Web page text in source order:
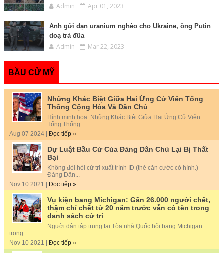
Admin Apr 01, 2023
Anh gửi đạn uranium nghèo cho Ukraine, ông Putin
doạ trả đũa
Admin Mar 22, 2023
BẦU CỬ MỸ
Những Khác Biệt Giữa Hai Ứng Cử Viên Tổng
Thống Cộng Hòa Và Dân Chủ
Hình minh họa: Những Khác Biệt Giữa Hai Ứng Cử Viên
Tổng Thống...
Aug 07 2024 | Đọc tiếp »
Dự Luật Bầu Cử Của Đảng Dân Chủ Lại Bị Thất
Bại
Không đòi hỏi cử tri xuất trình ID (thẻ căn cước có hình.)
Đảng Dân...
Nov 10 2021 | Đọc tiếp »
Vụ kiện bang Michigan: Gần 26.000 người chết,
thậm chí chết từ 20 năm trước vẫn có tên trong
danh sách cử tri
Người dân tập trung tại Tòa nhà Quốc hội bang Michigan
trong...
Nov 10 2021 | Đọc tiếp »